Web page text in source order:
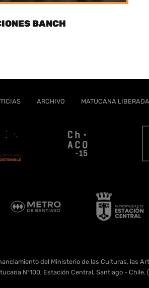
BANCH
ARCHIVO MATUCANA LIBERADA
del Ministerio de las Culturas, las
N°100, Estación Central, Santiago -